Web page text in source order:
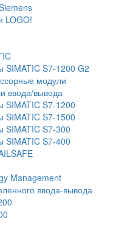
LOGO!
SIMATIC S7-1200 G2
модули
ввода/вывода
SIMATIC S7-1200
SIMATIC S7-1500
SIMATIC S7-300
SIMATIC S7-400
Management
ввода-вывода